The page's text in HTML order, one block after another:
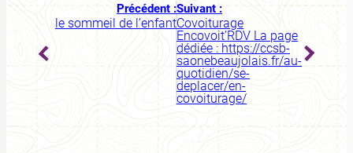
Précédent :
le sommeil de l’enfant
Suivant :
Covoiturage
Encovoit’RDV La page
dédiée : https://ccsb-
saonebeaujolais.fr/au-
quotidien/se-
deplacer/en-
covoiturage/